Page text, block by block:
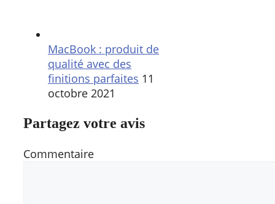
MacBook : produit de
qualité avec des
finitions parfaites 11
octobre 2021
Partagez votre avis
Commentaire